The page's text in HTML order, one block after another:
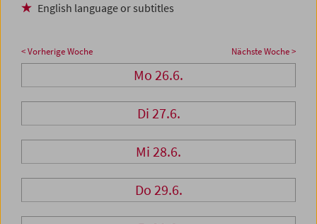
English language or subtitles
< Vorherige Woche Nächste Woche >
Mo 26.6.
Di 27.6.
Mi 28.6.
Do 29.6.